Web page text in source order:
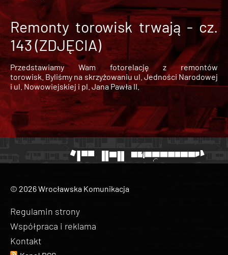
Remonty torowisk trwają - cz.
143 (ZDJĘCIA)
Przedstawiamy Wam fotorelację z remontów
torowisk. Byliśmy na skrzyżowaniu ul. Jedności Narodowej
i ul. Nowowiejskiej i pl. Jana Pawła II.
© 2026 Wrocławska Komunikacja
Regulamin strony
Współpraca i reklama
Kontakt